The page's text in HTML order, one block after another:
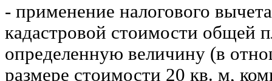
- применение налогового
кадастровой стоимости общей
определенную величину (в
размере стоимости 20 кв. м,